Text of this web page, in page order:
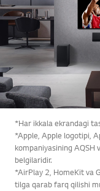
*Har ikkala ekrandagi
*Apple, Apple logotipi,
kompaniyasining AQSH
belgilaridir.
*AirPlay 2, HomeKit va
tilga qarab farq qilishi